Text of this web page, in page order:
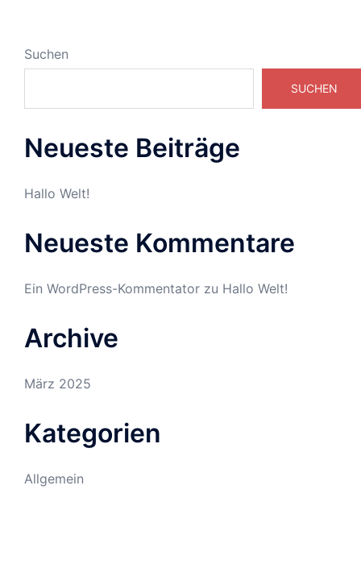
Suchen
SUCHEN
Neueste Beiträge
Hallo Welt!
Neueste Kommentare
Ein WordPress-Kommentator zu Hallo Welt!
Archive
März 2025
Kategorien
Allgemein